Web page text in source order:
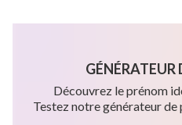
GÉNÉRATEUR
Découvrez le prénom
Testez notre générateur de